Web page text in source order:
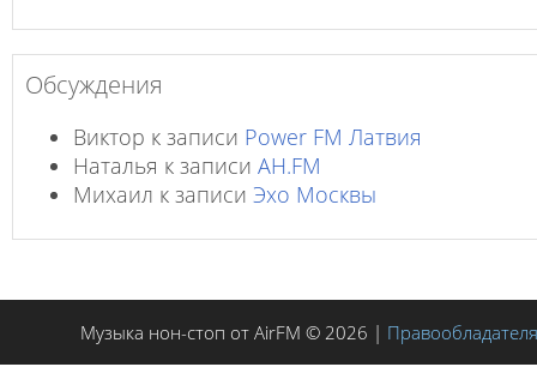
Обсуждения
Виктор к записи Power FM Латвия
Наталья к записи AH.FM
Михаил к записи Эхо Москвы
Музыка нон-стоп от AirFM © 2026 |